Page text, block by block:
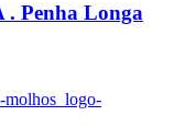
Penha Longa
molhos_logo-